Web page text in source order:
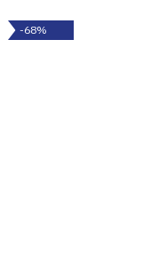
-68%